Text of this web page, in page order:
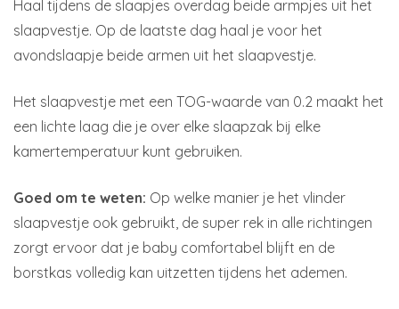
Haal tijdens de slaapjes overdag beide armpjes uit het
slaapvestje. Op de laatste dag haal je voor het
avondslaapje beide armen uit het slaapvestje.
Het slaapvestje met een TOG-waarde van 0.2 maakt het
een lichte laag die je over elke slaapzak bij elke
kamertemperatuur kunt gebruiken.
Goed om te weten: Op welke manier je het vlinder
slaapvestje ook gebruikt, de super rek in alle richtingen
zorgt ervoor dat je baby comfortabel blijft en de
borstkas volledig kan uitzetten tijdens het ademen.